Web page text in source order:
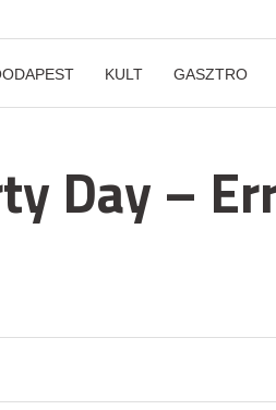
KULT GASZTRO
Day –